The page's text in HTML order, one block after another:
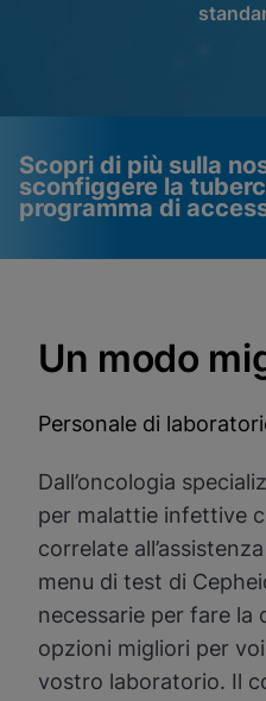
Scopri di più sulla
sconfiggere la
programma di
l'attivazione
funzionali
cookie funzionali
impostazioni per tutti
cookie
Visualizza l'informativa sulla
cookie
Visualizza l'informativa sulla
Un modo
Personale di
Dall’oncologia
per malattie infettive
correlate
menu di test di
necessarie per fare la
opzioni migliori per
vostro laboratorio. Il